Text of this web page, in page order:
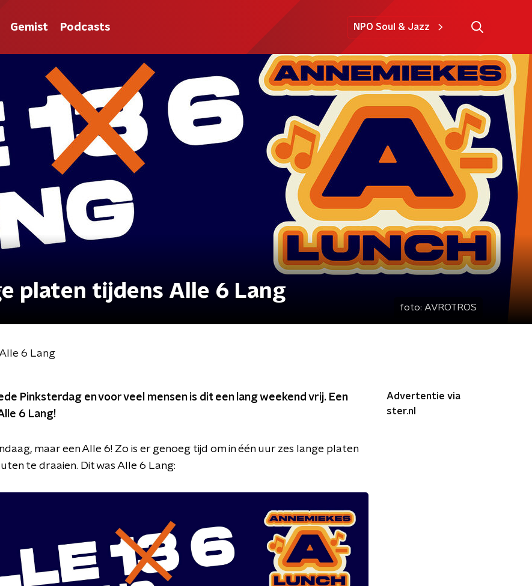
Gemist Podcasts NPO Soul & Jazz
platen tijdens Alle 6 Lang
foto: AVROTROS
6 Lang
Pinksterdag en voor veel mensen is dit een lang weekend vrij. Een
6 Lang!
maar een Alle 6! Zo is er genoeg tijd om in één uur zes lange platen
te draaien. Dit was Alle 6 Lang:
Advertentie via
ster.nl